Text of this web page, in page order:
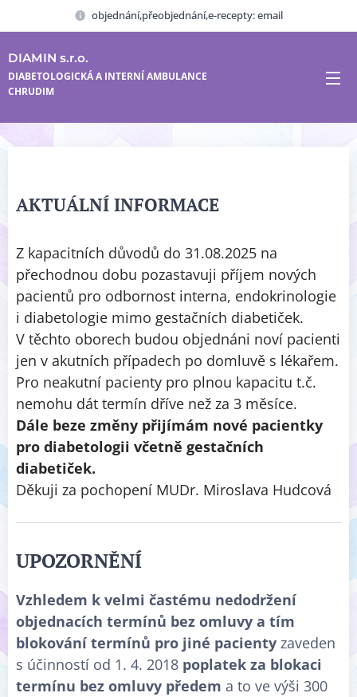
objednání,přeobjednání,e-recepty: email
DIAMIN s.r.o.
DIABETOLOGICKÁ A INTERNÍ AMBULANCE
CHRUDIM
AKTUÁLNÍ INFORMACE
Z kapacitních důvodů do 31.08.2025 na
přechodnou dobu pozastavuji příjem nových
pacientů pro odbornost interna, endokrinologie
i diabetologie mimo gestačních diabetiček.
V těchto oborech budou objednáni noví pacienti
jen v akutních případech po domluvě s lékařem.
Pro neakutní pacienty pro plnou kapacitu t.č.
nemohu dát termín dříve než za 3 měsíce.
Dále beze změny přijímám nové pacientky
pro diabetologii včetně gestačních
diabetiček.
Děkuji za pochopení MUDr. Miroslava Hudcová
UPOZORNĚNÍ
Vzhledem k velmi častému nedodržení
objednacích termínů bez omluvy a tím
blokování termínů pro jiné pacienty zaveden
s účinností od 1. 4. 2018 poplatek za blokaci
termínu bez omluvy předem a to ve výši 300